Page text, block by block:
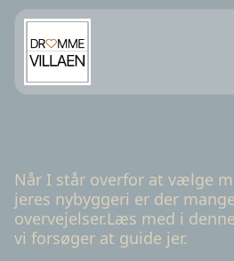
Når I står overfor at vælge
jeres nybyggeri er der mange
overvejelser.Læs med i
vi forsøger at guide jer.